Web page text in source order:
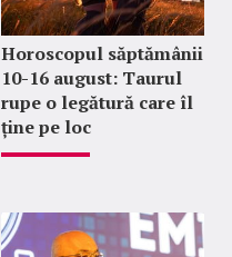
Horoscopul săptămânii
10-16 august: Taurul
rupe o legătură care îl
ține pe loc